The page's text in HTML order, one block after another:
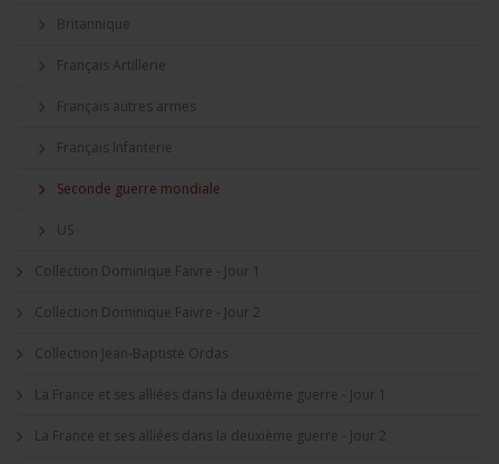
Britannique
Français Artillerie
Français autres armes
Français Infanterie
Seconde guerre mondiale
US
Collection Dominique Faivre - Jour 1
Collection Dominique Faivre - Jour 2
Collection Jean-Baptiste Ordas
La France et ses alliées dans la deuxième guerre - Jour 1
La France et ses alliées dans la deuxième guerre - Jour 2